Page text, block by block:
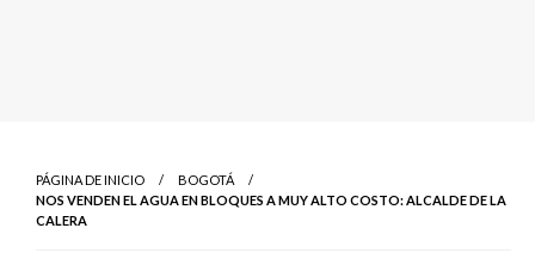
PÁGINA DE INICIO
BOGOTÁ
NOS VENDEN EL AGUA EN BLOQUES A MUY ALTO COSTO: ALCALDE DE LA
CALERA